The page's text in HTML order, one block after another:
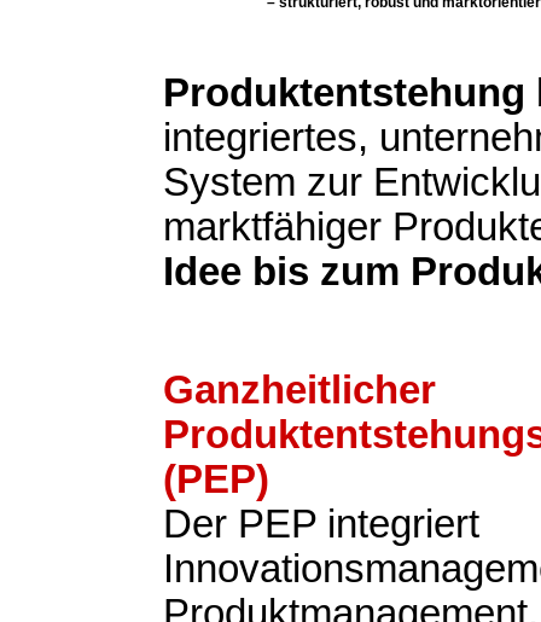
Produktentstehung
integriertes,
System zur
marktfähiger
Idee bis zum
Ganzheitlicher
(PEP)
Der PEP integriert